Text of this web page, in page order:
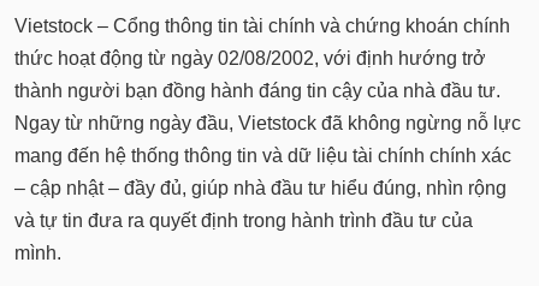
Vietstock – Cổng thông tin tài chính và chứng khoán chính
thức hoạt động từ ngày 02/08/2002, với định hướng trở
thành người bạn đồng hành đáng tin cậy của nhà đầu tư.
Ngay từ những ngày đầu, Vietstock đã không ngừng nỗ lực
mang đến hệ thống thông tin và dữ liệu tài chính chính xác
– cập nhật – đầy đủ, giúp nhà đầu tư hiểu đúng, nhìn rộng
và tự tin đưa ra quyết định trong hành trình đầu tư của
mình.
chính